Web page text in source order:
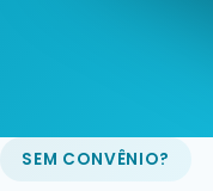
SEM CONVÊNIO?